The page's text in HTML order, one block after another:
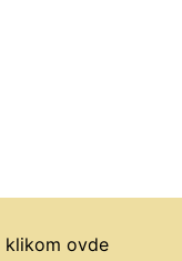
klikom ovde